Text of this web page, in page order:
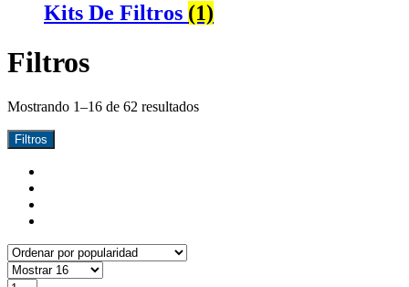
Kits De Filtros (1)
Filtros
Mostrando 1–16 de 62 resultados
Filtros